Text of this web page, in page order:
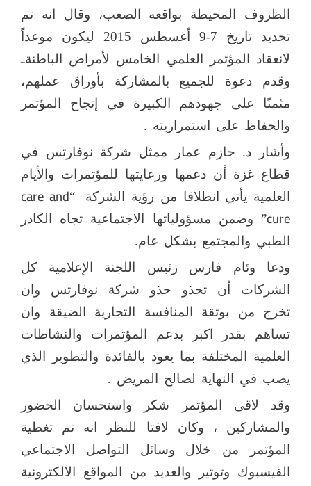
الظروف المحيطة بواقعه الصعب، وقال انه تم
تحديد تاريخ 7-9 أغسطس 2015 ليكون موعداً
لانعقاد المؤتمر العلمي الخامس لأمراض الباطنةـ
وقدم دعوة للجميع بالمشاركة بأوراق عملهم،
مثمنًا على جهودهم الكبيرة في إنجاح المؤتمر
والحفاظ على استمراريته .
وأشار د. حازم عمار ممثل شركة نوفارتس في
قطاع غزة أن دعمها ورعايتها للمؤتمرات والأيام
العلمية يأتي انطلاقا من رؤية الشركة
“
care and
cure” وضمن مسؤولياتها الاجتماعية تجاه الكادر
الطبي والمجتمع بشكل عام.
ودعا وئام فارس رئيس اللجنة الإعلامية كل
الشركات أن تحذو حذو شركة نوفارتس وان
تخرج من بوتقة المنافسة التجارية الضيقة وان
تساهم بقدر اكبر بدعم المؤتمرات والنشاطات
العلمية المختلفة بما يعود بالفائدة والتطوير الذي
يصب في النهاية لصالح المريض .
وقد لاقى المؤتمر شكر واستحسان الحضور
والمشاركين ، وكان لافتا للنظر انه تم تغطية
المؤتمر من خلال وسائل التواصل الاجتماعي
الفيسبوك وتوتير والعديد من المواقع الالكترونية